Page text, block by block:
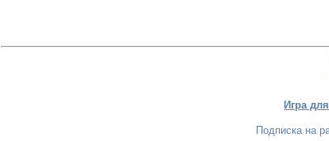
Игра
Подписка на